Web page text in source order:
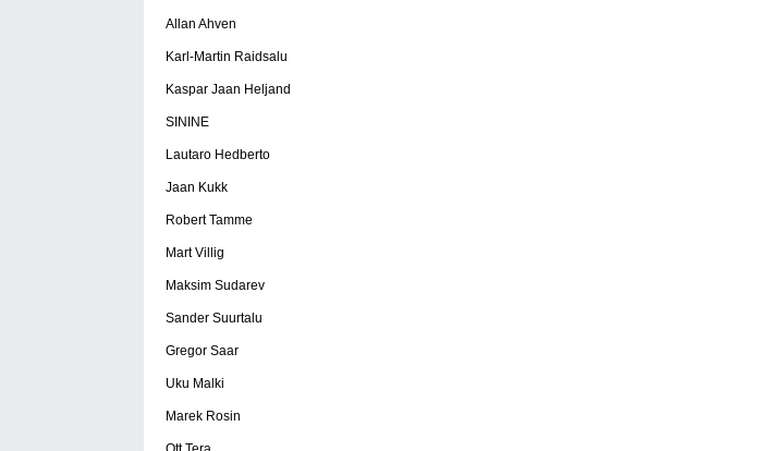
Allan Ahven
Karl-Martin Raidsalu
Kaspar Jaan Heljand
SININE
Lautaro Hedberto
Jaan Kukk
Robert Tamme
Mart Villig
Maksim Sudarev
Sander Suurtalu
Gregor Saar
Uku Malki
Marek Rosin